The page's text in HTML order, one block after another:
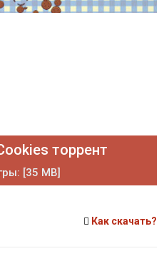
торрент
[35 MB]
Как скачать?